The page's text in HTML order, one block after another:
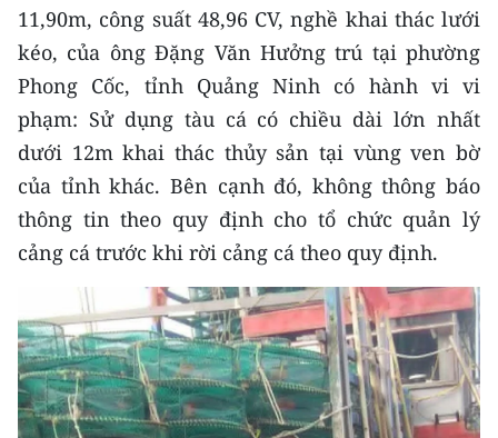
MEDIA CENTER
E-Magazine
Video
Media Chính trị
Media Kinh tế
Media Xã hội
Media Pháp luật
Media Du lịch
11,90m, công suất 48,96 CV, nghề khai thác lưới
kéo, của ông Đặng Văn Hưởng trú tại phường
Phong Cốc, tỉnh Quảng Ninh có hành vi vi
phạm: Sử dụng tàu cá có chiều dài lớn nhất
dưới 12m khai thác thủy sản tại vùng ven bờ
của tỉnh khác. Bên cạnh đó, không thông báo
thông tin theo quy định cho tổ chức quản lý
cảng cá trước khi rời cảng cá theo quy định.